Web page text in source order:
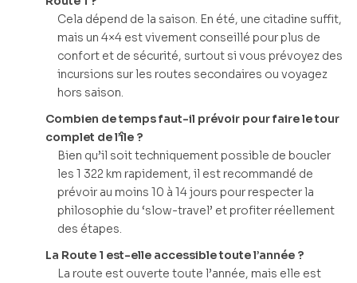
Cela dépend de la saison. En été, une citadine suffit,
mais un 4×4 est vivement conseillé pour plus de
confort et de sécurité, surtout si vous prévoyez des
incursions sur les routes secondaires ou voyagez
hors saison.
Combien de temps faut-il prévoir pour faire le tour
complet de l’île ?
Bien qu’il soit techniquement possible de boucler
les 1 322 km rapidement, il est recommandé de
prévoir au moins 10 à 14 jours pour respecter la
philosophie du ‘slow-travel’ et profiter réellement
des étapes.
La Route 1 est-elle accessible toute l’année ?
La route est ouverte toute l’année, mais elle est